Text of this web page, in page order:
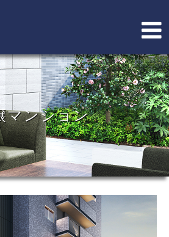
マンション